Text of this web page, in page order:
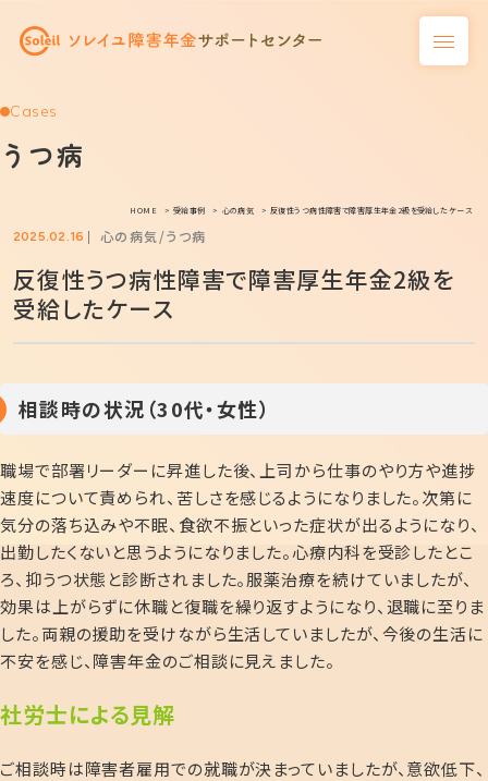
Cases
うつ病
HOME 受給事例 心の病気 反復性うつ病性障害で障害厚生年金2級を受給したケース
2025.02.16 心の病気 うつ病
反復性うつ病性障害で障害厚生年金2級を
受給したケース
相談時の状況（30代・女性）
職場で部署リーダーに昇進した後、上司から仕事のやり方や進捗
速度について責められ、苦しさを感じるようになりました。次第に
気分の落ち込みや不眠、食欲不振といった症状が出るようになり、
出勤したくないと思うようになりました。心療内科を受診したとこ
ろ、抑うつ状態と診断されました。服薬治療を続けていましたが、
効果は上がらずに休職と復職を繰り返すようになり、退職に至りま
した。両親の援助を受けながら生活していましたが、今後の生活に
不安を感じ、障害年金のご相談に見えました。
社労士による見解
ご相談時は障害者雇用での就職が決まっていましたが、意欲低下、